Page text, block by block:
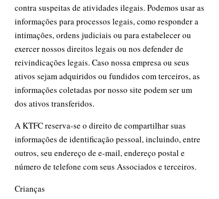
contra suspeitas de atividades ilegais. Podemos usar as
informações para processos legais, como responder a
intimações, ordens judiciais ou para estabelecer ou
exercer nossos direitos legais ou nos defender de
reivindicações legais. Caso nossa empresa ou seus
ativos sejam adquiridos ou fundidos com terceiros, as
informações coletadas por nosso site podem ser um
dos ativos transferidos.
A KTFC reserva-se o direito de compartilhar suas
informações de identificação pessoal, incluindo, entre
outros, seu endereço de e-mail, endereço postal e
número de telefone com seus Associados e terceiros.
Crianças